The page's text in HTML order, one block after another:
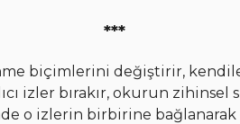
***
biçimlerini değiştirir,
izler bırakır, okurun zihinsel
o izlerin birbirine